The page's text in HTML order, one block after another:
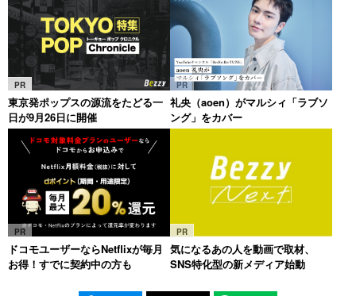
PR
東京発ポップスの源流をたどる一
日が9月26日に開催
PR
礼央（aoen）がマルシィ「ラブソ
ング」をカバー
PR
ドコモユーザーならNetflixが毎月
お得！すでに契約中の方も
PR
気になるあの人を動画で取材、
SNS特化型の新メディア始動